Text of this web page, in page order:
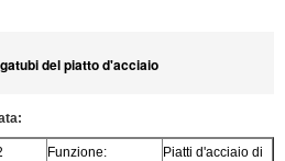
del piatto d'acciaio
Funzione:
Piatti d'acciaio di